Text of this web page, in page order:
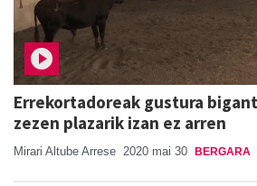
Errekortadoreak gustura
zezen plazarik izan ez arren
Mirari Altube Arrese 2020 mai 30 BERGARA